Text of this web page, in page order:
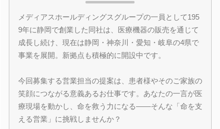
メディアスホールディングスグループの一員として195
9年に静岡で創業した同社は、医療機器の販売を通じて
成長し続け、現在は静岡・神奈川・愛知・岐阜の4県で
事業を展開。新拠点も積極的に開設中です。
今回募集する営業担当の提案は、患者様やそのご家族の
笑顔につながる意義あるお仕事です。あなたの一言が医
療現場を動かし、命を救う力になる――そんな「命を支
える営業」に挑戦しませんか？